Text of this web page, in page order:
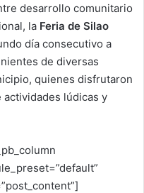
desarrollo comunitario
la Feria de Silao
día consecutivo a
de diversas
quienes disfrutaron
lúdicas y